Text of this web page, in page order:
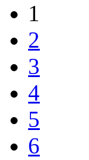
1
2
3
4
5
6